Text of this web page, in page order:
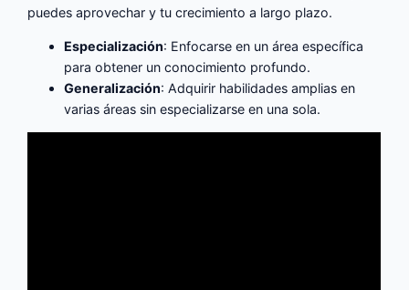
puedes aprovechar y tu crecimiento a largo plazo.
Especialización: Enfocarse en un área específica
para obtener un conocimiento profundo.
Generalización: Adquirir habilidades amplias en
varias áreas sin especializarse en una sola.